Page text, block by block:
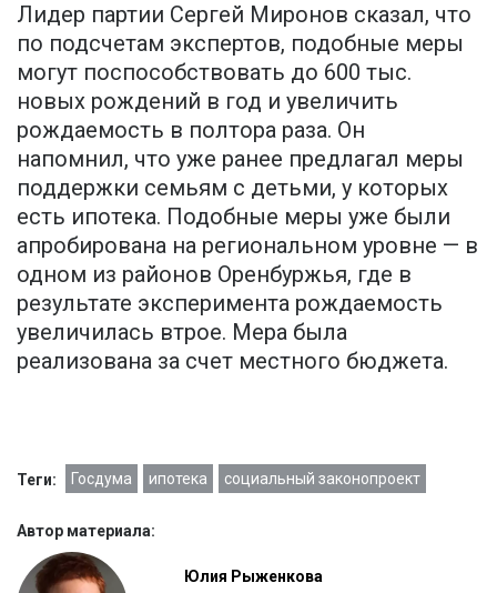
Лидер партии Сергей Миронов сказал, что
по подсчетам экспертов, подобные меры
могут поспособствовать до 600 тыс.
новых рождений в год и увеличить
рождаемость в полтора раза. Он
напомнил, что уже ранее предлагал меры
поддержки семьям с детьми, у которых
есть ипотека. Подобные меры уже были
апробирована на региональном уровне — в
одном из районов Оренбуржья, где в
результате эксперимента рождаемость
увеличилась втрое. Мера была
реализована за счет местного бюджета.
Теги: Госдума ипотека социальный законопроект
Автор материала:
Юлия Рыженкова